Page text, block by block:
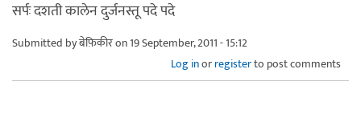
सर्पः दशती कालेन दुर्जनस्तू पदे पदे
Submitted byबेफ़िकीरon 19 September, 2011 - 15:12
Log inorregisterto post comments